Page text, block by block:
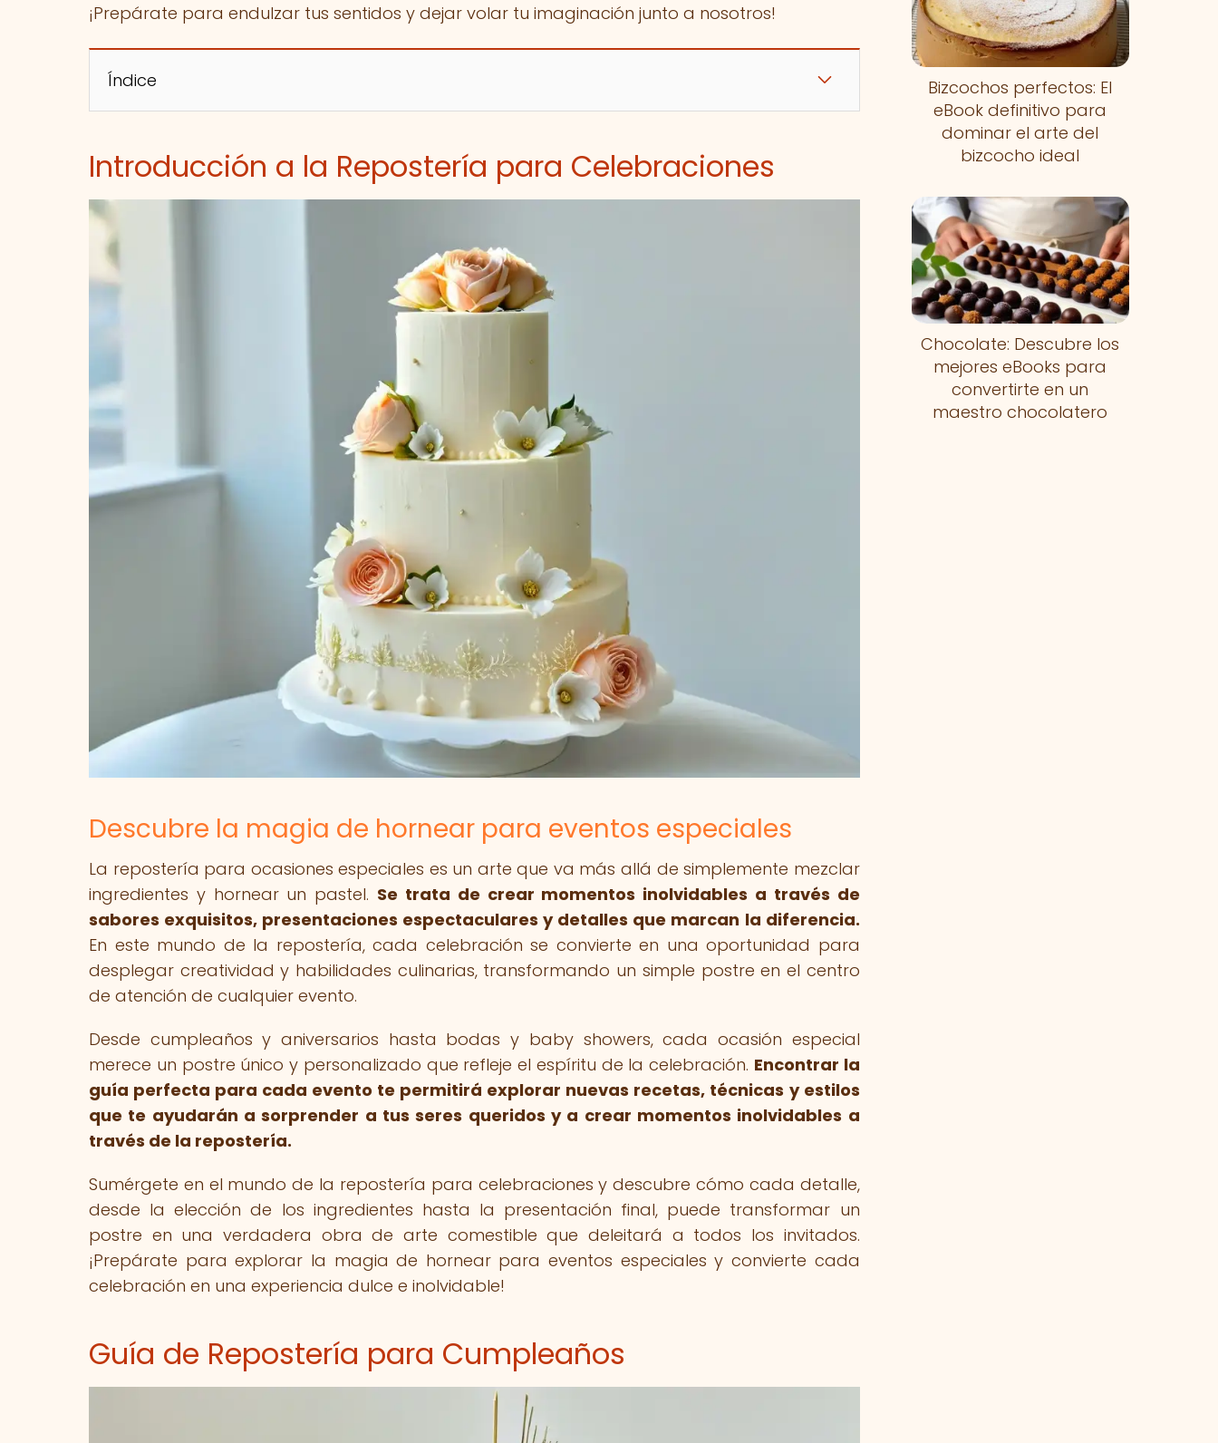
¡Prepárate para endulzar tus sentidos y dejar volar tu imaginación junto a nosotros!
Índice
Introducción a la Repostería para Celebraciones
Descubre la magia de hornear para eventos especiales
La repostería para ocasiones especiales es un arte que va más allá de simplemente mezclar
ingredientes y hornear un pastel. Se trata de crear momentos inolvidables a través de
sabores exquisitos, presentaciones espectaculares y detalles que marcan la diferencia.
En este mundo de la repostería, cada celebración se convierte en una oportunidad para
desplegar creatividad y habilidades culinarias, transformando un simple postre en el centro
de atención de cualquier evento.
Desde cumpleaños y aniversarios hasta bodas y baby showers, cada ocasión especial
merece un postre único y personalizado que refleje el espíritu de la celebración. Encontrar la
guía perfecta para cada evento te permitirá explorar nuevas recetas, técnicas y estilos
que te ayudarán a sorprender a tus seres queridos y a crear momentos inolvidables a
través de la repostería.
Sumérgete en el mundo de la repostería para celebraciones y descubre cómo cada detalle,
desde la elección de los ingredientes hasta la presentación final, puede transformar un
postre en una verdadera obra de arte comestible que deleitará a todos los invitados.
¡Prepárate para explorar la magia de hornear para eventos especiales y convierte cada
celebración en una experiencia dulce e inolvidable!
Guía de Repostería para Cumpleaños
Bizcochos perfectos: El
eBook definitivo para
dominar el arte del
bizcocho ideal
Chocolate: Descubre los
mejores eBooks para
convertirte en un
maestro chocolatero